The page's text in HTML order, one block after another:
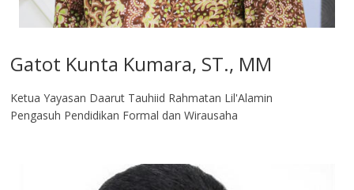
Gatot Kunta Kumara, ST., MM
Ketua Yayasan Daarut Tauhiid Rahmatan Lil'Alamin
Pengasuh Pendidikan Formal dan Wirausaha